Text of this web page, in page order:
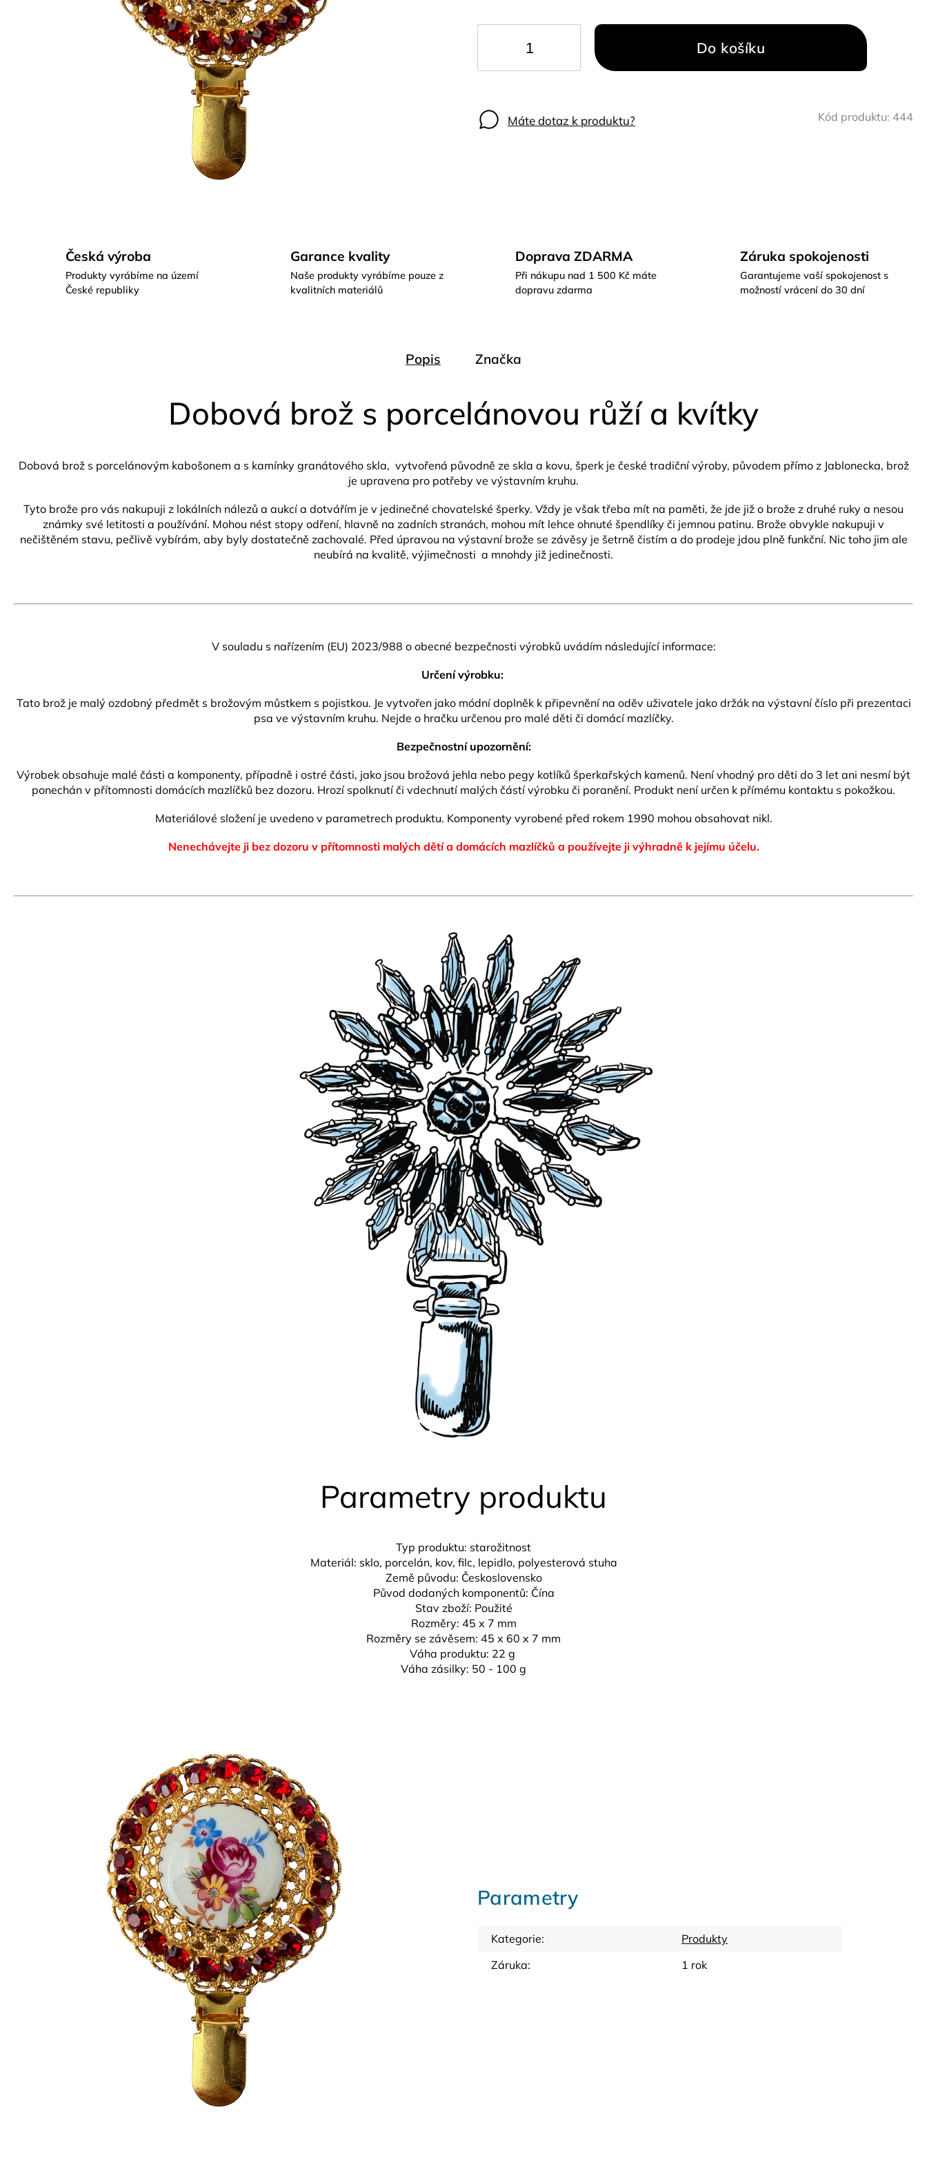
Do košíku
Máte dotaz k produktu? Kód produktu: 444
Česká výroba
Produkty vyrábíme na území
České republiky
Garance kvality
Naše produkty vyrábíme pouze z
kvalitních materiálů
Doprava ZDARMA
Při nákupu nad 1 500 Kč máte
dopravu zdarma
Záruka spokojenosti
Garantujeme vaší spokojenost s
možností vrácení do 30 dní
Popis Značka
Dobová brož s porcelánovou růží a kvítky
Dobová brož s porcelánovým kabošonem a s kamínky granátového skla, vytvořená původně ze skla a kovu, šperk je české tradiční výroby, původem přímo z Jablonecka, brož
je upravena pro potřeby ve výstavním kruhu.
Tyto brože pro vás nakupuji z lokálních nálezů a aukcí a dotvářím je v jedinečné chovatelské šperky. Vždy je však třeba mít na paměti, že jde již o brože z druhé ruky a nesou
známky své letitosti a používání. Mohou nést stopy odření, hlavně na zadních stranách, mohou mít lehce ohnuté špendlíky či jemnou patinu. Brože obvykle nakupuji v
nečištěném stavu, pečlivě vybírám, aby byly dostatečně zachovalé. Před úpravou na výstavní brože se závěsy je šetrně čistím a do prodeje jdou plně funkční. Nic toho jim ale
neubírá na kvalitě, výjimečnosti a mnohdy již jedinečnosti.
V souladu s nařízením (EU) 2023/988 o obecné bezpečnosti výrobků uvádím následující informace:
Určení výrobku:
Tato brož je malý ozdobný předmět s brožovým můstkem s pojistkou. Je vytvořen jako módní doplněk k připevnění na oděv uživatele jako držák na výstavní číslo při prezentaci
psa ve výstavním kruhu. Nejde o hračku určenou pro malé děti či domácí mazlíčky.
Bezpečnostní upozornění:
Výrobek obsahuje malé části a komponenty, případně i ostré části, jako jsou brožová jehla nebo pegy kotlíků šperkařských kamenů. Není vhodný pro děti do 3 let ani nesmí být
ponechán v přítomnosti domácích mazlíčků bez dozoru. Hrozí spolknutí či vdechnutí malých částí výrobku či poranění. Produkt není určen k přímému kontaktu s pokožkou.
Materiálové složení je uvedeno v parametrech produktu. Komponenty vyrobené před rokem 1990 mohou obsahovat nikl.
Nenechávejte ji bez dozoru v přítomnosti malých dětí a domácích mazlíčků a používejte ji výhradně k jejímu účelu.
Parametry produktu
Typ produktu: starožitnost
Materiál: sklo, porcelán, kov, filc, lepidlo, polyesterová stuha
Země původu: Československo
Původ dodaných komponentů: Čína
Stav zboží: Použité
Rozměry: 45 x 7 mm
Rozměry se závěsem: 45 x 60 x 7 mm
Váha produktu: 22 g
Váha zásilky: 50 - 100 g
Parametry
Kategorie:
Produkty
Záruka: 1 rok